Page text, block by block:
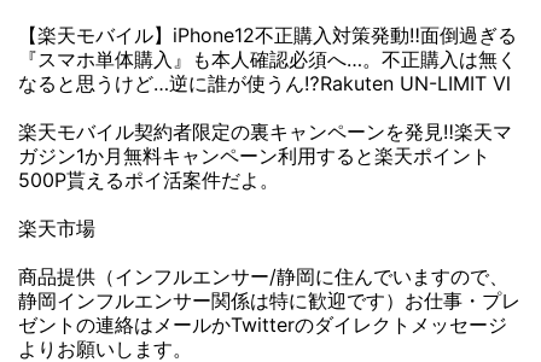
【楽天モバイル】iPhone12不正購入対策発動‼面倒過ぎる
『スマホ単体購入』も本人確認必須へ…。不正購入は無く
なると思うけど…逆に誰が使うん⁉Rakuten UN-LIMIT Ⅵ
楽天モバイル契約者限定の裏キャンペーンを発見‼楽天マ
ガジン1か月無料キャンペーン利用すると楽天ポイント
500P貰えるポイ活案件だよ。
楽天市場
商品提供（インフルエンサー/静岡に住んでいますので、
静岡インフルエンサー関係は特に歓迎です）お仕事・プレ
ゼントの連絡はメールかTwitterのダイレクトメッセージ
よりお願いします。